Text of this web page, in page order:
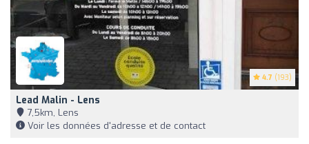
4.7 (193)
Lead Malin - Lens
7,5km, Lens
Voir les données d'adresse et de contact